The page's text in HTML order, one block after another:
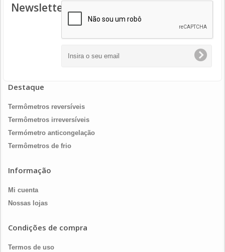
Newsletter
Destaque
Termômetros reversíveis
Termômetros irreversíveis
Termómetro anticongelação
Termômetros de frio
Informação
Mi cuenta
Nossas lojas
Condições de compra
Termos de uso